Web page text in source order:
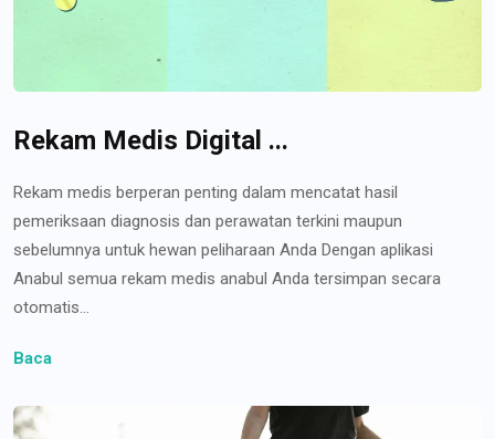
Rekam Medis Digital ...
Rekam medis berperan penting dalam mencatat hasil
pemeriksaan diagnosis dan perawatan terkini maupun
sebelumnya untuk hewan peliharaan Anda Dengan aplikasi
Anabul semua rekam medis anabul Anda tersimpan secara
otomatis...
Baca